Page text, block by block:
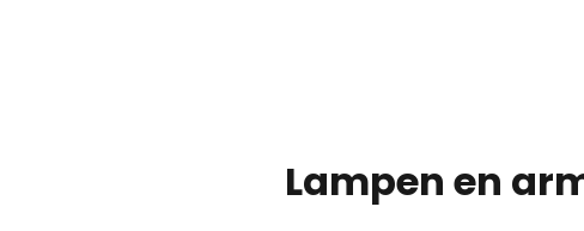
Lampen en